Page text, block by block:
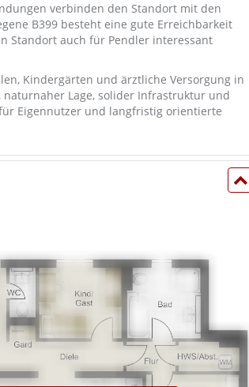
verbinden den Standort mit den
B399 besteht eine gute Erreichbarkeit
Standort auch für Pendler interessant
Kindergärten und ärztliche Versorgung in
Lage, solider Infrastruktur und
Eigennutzer und langfristig orientierte